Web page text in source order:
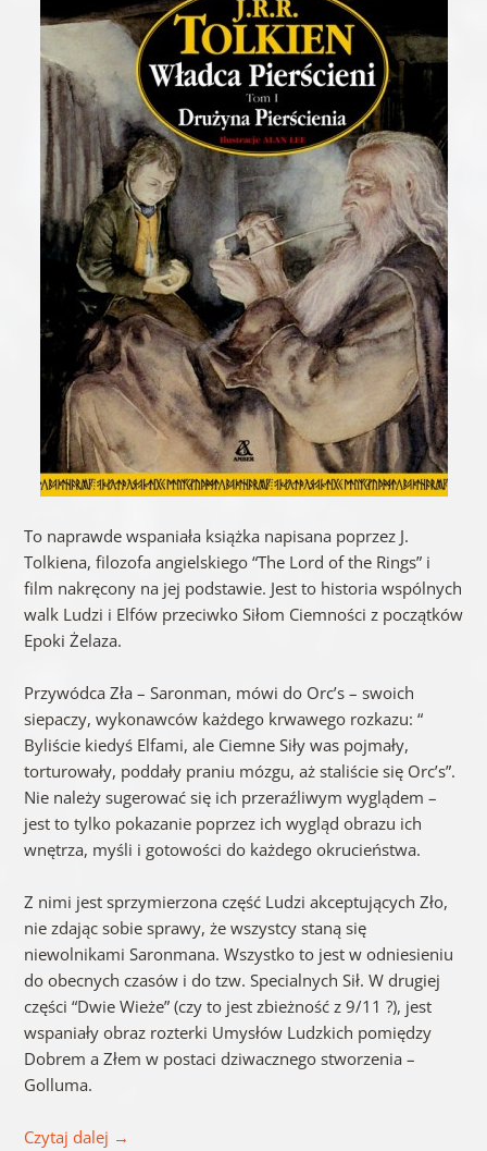
To naprawde wspaniała książka napisana poprzez J.
Tolkiena, filozofa angielskiego “The Lord of the Rings” i
film nakręcony na jej podstawie. Jest to historia wspólnych
walk Ludzi i Elfów przeciwko Siłom Ciemności z początków
Epoki Żelaza.
Przywódca Zła – Saronman, mówi do Orc’s – swoich
siepaczy, wykonawców każdego krwawego rozkazu: “
Byliście kiedyś Elfami, ale Ciemne Siły was pojmały,
torturowały, poddały praniu mózgu, aż staliście się Orc’s”.
Nie należy sugerować się ich przeraźliwym wyglądem –
jest to tylko pokazanie poprzez ich wygląd obrazu ich
wnętrza, myśli i gotowości do każdego okrucieństwa.
Z nimi jest sprzymierzona część Ludzi akceptujących Zło,
nie zdając sobie sprawy, że wszystcy staną się
niewolnikami Saronmana. Wszystko to jest w odniesieniu
do obecnych czasów i do tzw. Specialnych Sił. W drugiej
części “Dwie Wieże” (czy to jest zbieżność z 9/11 ?), jest
wspaniały obraz rozterki Umysłów Ludzkich pomiędzy
Dobrem a Złem w postaci dziwacznego stworzenia –
Golluma.
Czytaj dalej →